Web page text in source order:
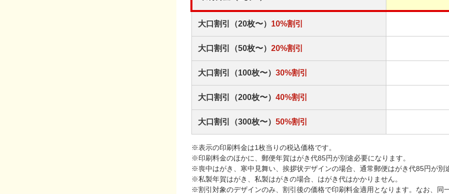
大口割引（20枚〜） 10%割引
大口割引（50枚〜） 20%割引
大口割引（100枚〜） 30%割引
大口割引（200枚〜） 40%割引
大口割引（300枚〜） 50%割引
※表示の印刷料金は1枚当りの税込価格です。
※印刷料金のほかに、郵便年賀はがき代85円が別途必要になります。
※喪中はがき、寒中見舞い、挨拶状デザインの場合、通常郵便はがき代85円が別
※私製年賀はがき、私製はがきの場合、はがき代はかかりません。
※割引対象のデザインのみ、割引後の価格で印刷料金適用となります。なお、同